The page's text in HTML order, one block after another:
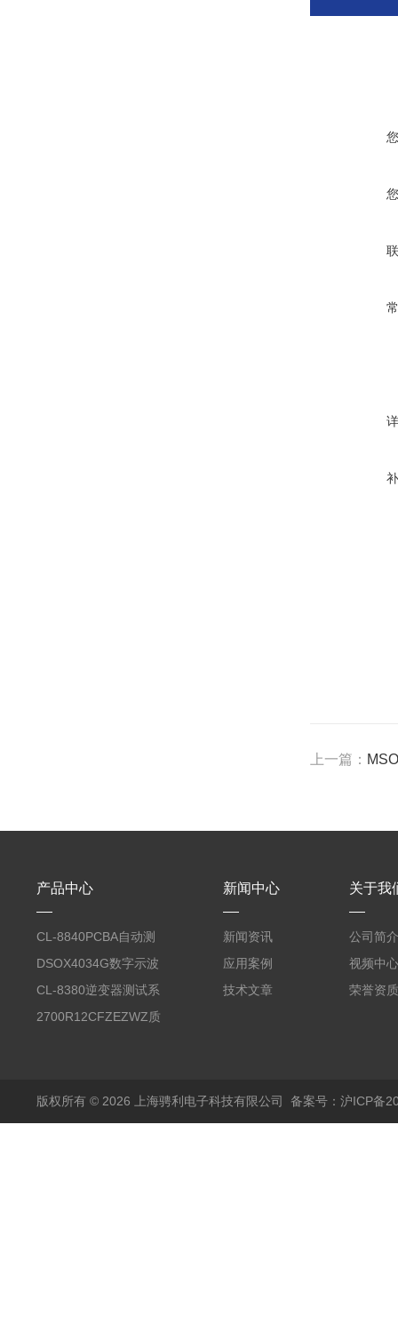
上一篇：
产品中心
CL-8840PCBA自动测
试台系统
DSOX4034G数字示波
器
CL-8380逆变器测试系
统台
2700R12CFZEZWZ质
新闻中心
新闻资讯
应用案例
技术文章
关于我
公司简介
视频中心
荣誉资质
版权所有 © 2026 上海骋利电子科技有限公司 备案号：沪ICP备